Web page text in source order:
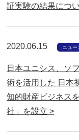
証実験の結果につ
2020.06.15 ニュー
日本ユニシス、ソ
術を活用した 日本
知的財産ビジネス
社」を設立 >